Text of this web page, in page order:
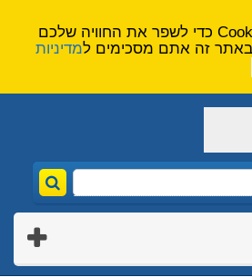
אנו משתמשים ב-Cookies כדי לשפר את החוויה שלכם
באתר זה אתם מסכימים למדיניות